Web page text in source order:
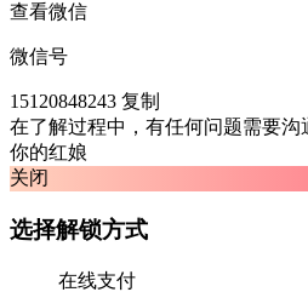
查看微信
微信号
15120848243 复制
在了解过程中，有任何问题需要
你的红娘
关闭
选择解锁方式
在线支付